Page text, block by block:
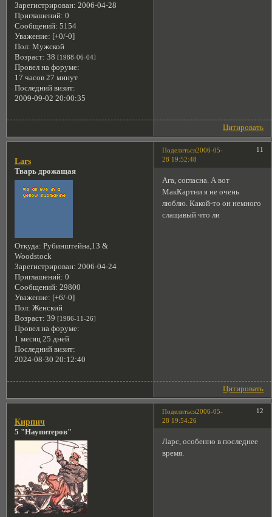
Зарегистрирован: 2006-04-28
Приглашений: 0
Сообщений: 5154
Уважение: [+0/-0]
Пол: Мужской
Возраст: 38 [1988-06-04]
Провел на форуме:
17 часов 27 минут
Последний визит:
2009-09-02 20:00:35
Цитировать
Поделиться 11
2006-05-
28 19:52:48
Lars
Тварь дрожащая
Откуда: Рубинштейна,13 &
Woodstock
Зарегистрирован: 2006-04-24
Приглашений: 0
Сообщений: 29800
Уважение: [+6/-0]
Пол: Женский
Возраст: 39 [1986-11-26]
Провел на форуме:
1 месяц 25 дней
Последний визит:
2024-08-30 20:12:40
Ага, согласна. А вот
МакКартни я не очень
люблю. Какой-то он немного
слащавый что ли
Цитировать
Поделиться 12
2006-05-
28 19:54:26
Кирпич
5 "Наупитеров"
Ларс, особенно в последнее
время.